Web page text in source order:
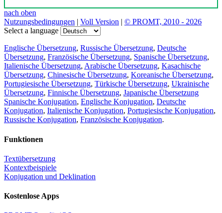
nach oben
Nutzungsbedingungen | Voll Version | © PROMT, 2010 - 2026
Select a language
Englische Übersetzung, Russische Übersetzung, Deutsche
Übersetzung, Französische Übersetzung, Spanische Übersetzung,
Italienische Übersetzung, Arabische Übersetzung, Kasachische
Übersetzung, Chinesische Übersetzung, Koreanische Übersetzung,
Portugiesische Übersetzung, Türkische Übersetzung, Ukrainische
Übersetzung, Finnische Übersetzung, Japanische Übersetzung
Spanische Konjugation, Englische Konjugation, Deutsche
Konjugation, Italienische Konjugation, Portugiesische Konjugation,
Russische Konjugation, Französische Konjugation.
Funktionen
Textübersetzung
Kontextbeispiele
Konjugation und Deklination
Kostenlose Apps